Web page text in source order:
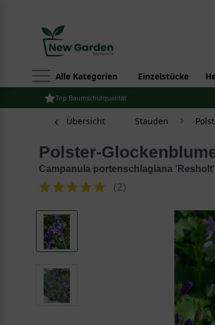
Alle Kategorien Einzelstücke
Top Baumschulqualität
Übersicht Stauden
Polster-
Campanula portenschlagiana 'Resholt'
(2)